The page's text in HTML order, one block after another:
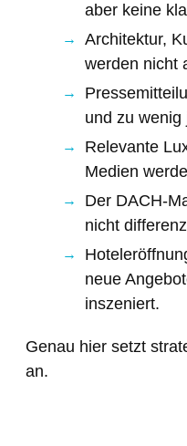
aber keine
Architektur,
werden nicht
und zu wenig
Relevante
Medien
Der DACH-
nicht
neue
inszeniert.
Genau hier setzt
an.